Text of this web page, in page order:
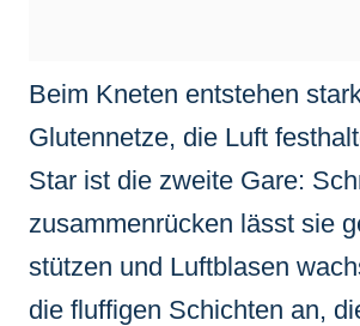
Beim Kneten entstehen
Glutennetze, die Luft
Star ist die zweite Gare:
zusammenrücken lässt sie
stützen und Luftblasen
die fluffigen Schichten an,